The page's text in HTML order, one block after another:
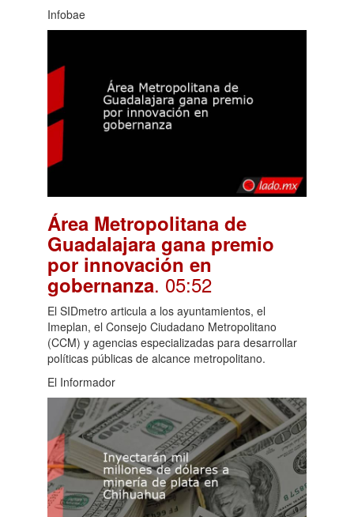
Infobae
Área Metropolitana de
Guadalajara gana premio
por innovación en
gobernanza. 05:52
El SIDmetro articula a los ayuntamientos, el
Imeplan, el Consejo Ciudadano Metropolitano
(CCM) y agencias especializadas para desarrollar
políticas públicas de alcance metropolitano.
El Informador